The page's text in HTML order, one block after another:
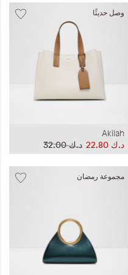
وصل حديثًا
Akilah
د.ك‏ 32.00
د.ك‏ 22.80
مجموعة رمضان